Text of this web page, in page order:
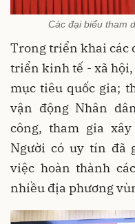
Các đại biểu tham
Trong triển khai các
triển kinh tế - xã
mục tiêu quốc gia;
vận động Nhân
công, tham gia
Người có uy tín đã
việc hoàn thành
nhiều địa phương